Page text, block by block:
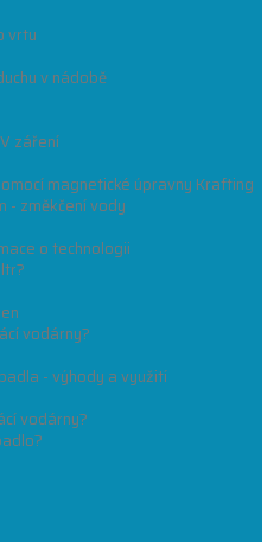
vrtu
v nádobě
záření
magnetické úpravny Krafting
- změkčení vody
o technologii
vodárny?
- výhody a využití
vodárny?